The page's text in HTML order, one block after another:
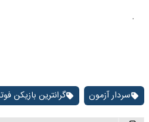
.
سردار آزمون گرانترین بازیکن